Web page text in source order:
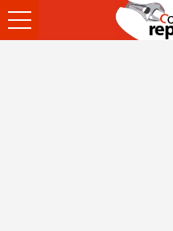
Ouvrir
le